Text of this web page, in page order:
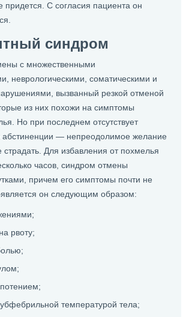
придется. С согласия пациента он
синдром
с множественными
неврологическими, соматическими и
вызванный резкой отменой
из них похожи на симптомы
Но при последнем отсутствует
абстиненции — непреодолимое желание
страдать. Для избавления от похмелья
часов, синдром отмены
причем его симптомы почти не
он следующим образом:
рвоту;
температурой тела;